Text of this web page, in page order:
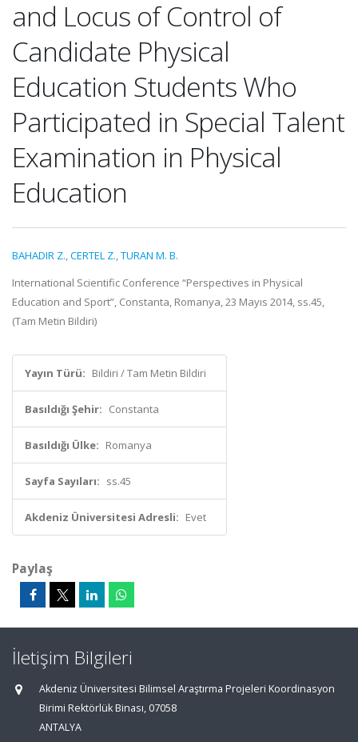
and Locus of Control of
Candidate Physical
Education Students Who
Participated in Special Talent
Examination in Physical
Education
BAHADIR Z.,CERTEL Z.,TURAN M. B.
International Scientific Conference “Perspectives in Physical
Education and Sport”, Constanta, Romanya, 23 Mayıs 2014, ss.45,
(Tam Metin Bildiri)
Yayın Türü: Bildiri / Tam Metin Bildiri
Basıldığı Şehir: Constanta
Basıldığı Ülke: Romanya
Sayfa Sayıları: ss.45
Akdeniz Üniversitesi Adresli: Evet
Paylaş
İletişim Bilgileri
Akdeniz Üniversitesi Bilimsel Araştırma Projeleri Koordinasyon
Birimi Rektörlük Binası, 07058
ANTALYA